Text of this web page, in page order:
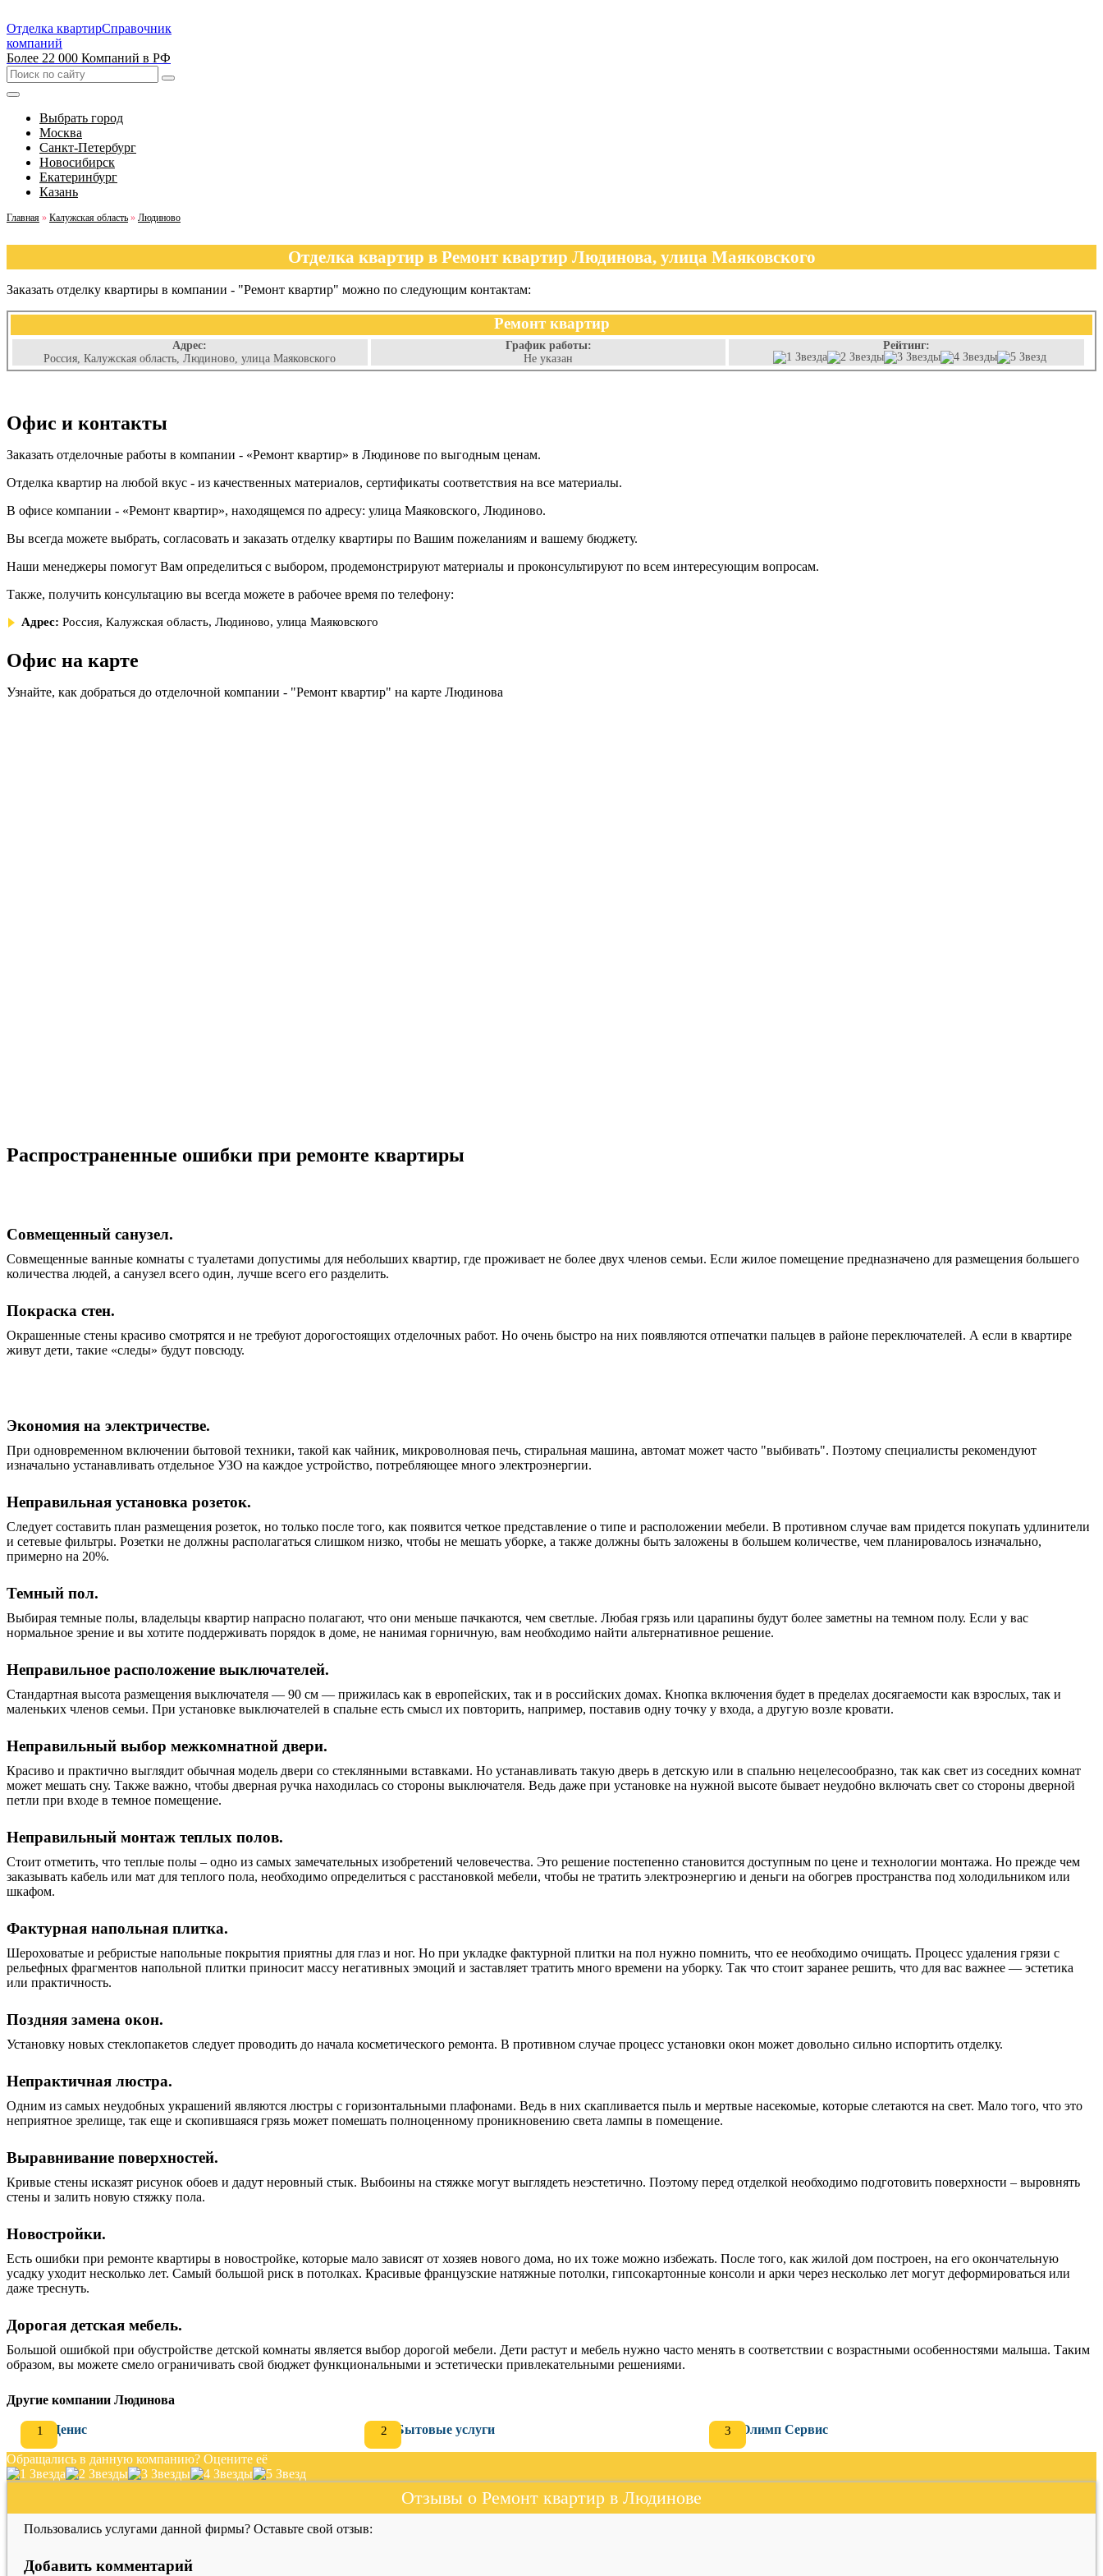
Отделка квартирСправочник
компаний
Более 22 000 Компаний в РФ
Выбрать город
Москва
Санкт-Петербург
Новосибирск
Екатеринбург
Казань
Главная » Калужская область » Людиново
Отделка квартир в Ремонт квартир Людинова, улица Маяковского
Заказать отделку квартиры в компании - "Ремонт квартир" можно по следующим контактам:
Ремонт квартир
Адрес:
Россия, Калужская область, Людиново, улица Маяковского
График работы:
Не указан
Рейтинг:
Офис и контакты
Заказать отделочные работы в компании - «Ремонт квартир» в Людинове по выгодным ценам.
Отделка квартир на любой вкус - из качественных материалов, сертификаты соответствия на все материалы.
В офисе компании - «Ремонт квартир», находящемся по адресу: улица Маяковского, Людиново.
Вы всегда можете выбрать, согласовать и заказать отделку квартиры по Вашим пожеланиям и вашему бюджету.
Наши менеджеры помогут Вам определиться с выбором, продемонстрируют материалы и проконсультируют по всем интересующим вопросам.
Также, получить консультацию вы всегда можете в рабочее время по телефону:
Адрес: Россия, Калужская область, Людиново, улица Маяковского
Офис на карте
Узнайте, как добраться до отделочной компании - "Ремонт квартир" на карте Людинова
Распространенные ошибки при ремонте квартиры
Совмещенный санузел.
Совмещенные ванные комнаты с туалетами допустимы для небольших квартир, где проживает не более двух членов семьи. Если жилое помещение предназначено для размещения большего
количества людей, а санузел всего один, лучше всего его разделить.
Покраска стен.
Окрашенные стены красиво смотрятся и не требуют дорогостоящих отделочных работ. Но очень быстро на них появляются отпечатки пальцев в районе переключателей. А если в квартире
живут дети, такие «следы» будут повсюду.
Экономия на электричестве.
При одновременном включении бытовой техники, такой как чайник, микроволновая печь, стиральная машина, автомат может часто "выбивать". Поэтому специалисты рекомендуют
изначально устанавливать отдельное УЗО на каждое устройство, потребляющее много электроэнергии.
Неправильная установка розеток.
Следует составить план размещения розеток, но только после того, как появится четкое представление о типе и расположении мебели. В противном случае вам придется покупать удлинители
и сетевые фильтры. Розетки не должны располагаться слишком низко, чтобы не мешать уборке, а также должны быть заложены в большем количестве, чем планировалось изначально,
примерно на 20%.
Темный пол.
Выбирая темные полы, владельцы квартир напрасно полагают, что они меньше пачкаются, чем светлые. Любая грязь или царапины будут более заметны на темном полу. Если у вас
нормальное зрение и вы хотите поддерживать порядок в доме, не нанимая горничную, вам необходимо найти альтернативное решение.
Неправильное расположение выключателей.
Стандартная высота размещения выключателя — 90 см — прижилась как в европейских, так и в российских домах. Кнопка включения будет в пределах досягаемости как взрослых, так и
маленьких членов семьи. При установке выключателей в спальне есть смысл их повторить, например, поставив одну точку у входа, а другую возле кровати.
Неправильный выбор межкомнатной двери.
Красиво и практично выглядит обычная модель двери со стеклянными вставками. Но устанавливать такую ​​дверь в детскую или в спальню нецелесообразно, так как свет из соседних комнат
может мешать сну. Также важно, чтобы дверная ручка находилась со стороны выключателя. Ведь даже при установке на нужной высоте бывает неудобно включать свет со стороны дверной
петли при входе в темное помещение.
Неправильный монтаж теплых полов.
Стоит отметить, что теплые полы – одно из самых замечательных изобретений человечества. Это решение постепенно становится доступным по цене и технологии монтажа. Но прежде чем
заказывать кабель или мат для теплого пола, необходимо определиться с расстановкой мебели, чтобы не тратить электроэнергию и деньги на обогрев пространства под холодильником или
шкафом.
Фактурная напольная плитка.
Шероховатые и ребристые напольные покрытия приятны для глаз и ног. Но при укладке фактурной плитки на пол нужно помнить, что ее необходимо очищать. Процесс удаления грязи с
рельефных фрагментов напольной плитки приносит массу негативных эмоций и заставляет тратить много времени на уборку. Так что стоит заранее решить, что для вас важнее — эстетика
или практичность.
Поздняя замена окон.
Установку новых стеклопакетов следует проводить до начала косметического ремонта. В противном случае процесс установки окон может довольно сильно испортить отделку.
Непрактичная люстра.
Одним из самых неудобных украшений являются люстры с горизонтальными плафонами. Ведь в них скапливается пыль и мертвые насекомые, которые слетаются на свет. Мало того, что это
неприятное зрелище, так еще и скопившаяся грязь может помешать полноценному проникновению света лампы в помещение.
Выравнивание поверхностей.
Кривые стены исказят рисунок обоев и дадут неровный стык. Выбоины на стяжке могут выглядеть неэстетично. Поэтому перед отделкой необходимо подготовить поверхности – выровнять
стены и залить новую стяжку пола.
Новостройки.
Есть ошибки при ремонте квартиры в новостройке, которые мало зависят от хозяев нового дома, но их тоже можно избежать. После того, как жилой дом построен, на его окончательную
усадку уходит несколько лет. Самый большой риск в потолках. Красивые французские натяжные потолки, гипсокартонные консоли и арки через несколько лет могут деформироваться или
даже треснуть.
Дорогая детская мебель.
Большой ошибкой при обустройстве детской комнаты является выбор дорогой мебели. Дети растут и мебель нужно часто менять в соответствии с возрастными особенностями малыша. Таким
образом, вы можете смело ограничивать свой бюджет функциональными и эстетически привлекательными решениями.
Другие компании Людинова
Денис Бытовые услуги Олимп Сервис
Обращались в данную компанию? Оцените её
Отзывы о Ремонт квартир в Людинове
Пользовались услугами данной фирмы? Оставьте свой отзыв:
Добавить комментарий